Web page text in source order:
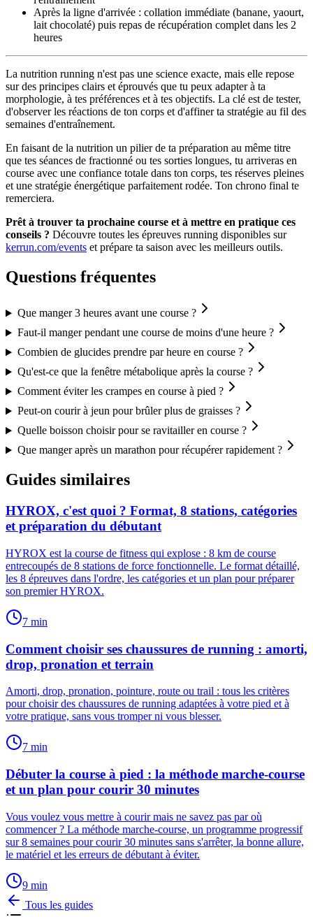
Après la ligne d'arrivée : collation immédiate (banane, yaourt,
lait chocolaté) puis repas de récupération complet dans les 2
heures
La nutrition running n'est pas une science exacte, mais elle repose
sur des principes clairs et éprouvés que tu peux adapter à ta
morphologie, à tes préférences et à tes objectifs. La clé est de tester,
d'observer les réactions de ton corps et d'affiner ta stratégie au fil des
semaines d'entraînement.
En faisant de la nutrition un pilier de ta préparation au même titre
que tes séances de fractionné ou tes sorties longues, tu arriveras en
course avec une confiance totale dans ton corps, tes réserves pleines
et une stratégie énergétique parfaitement rodée. Ton chrono final te
remerciera.
Prêt à trouver ta prochaine course et à mettre en pratique ces
conseils ? Découvre toutes les épreuves running disponibles sur
kerrun.com/events et prépare ta saison avec les meilleurs outils.
Questions fréquentes
Que manger 3 heures avant une course ?
Faut-il manger pendant une course de moins d'une heure ?
Combien de glucides prendre par heure en course ?
Qu'est-ce que la fenêtre métabolique après la course ?
Comment éviter les crampes en course à pied ?
Peut-on courir à jeun pour brûler plus de graisses ?
Quelle boisson choisir pour se ravitailler en course ?
Que manger après un marathon pour récupérer rapidement ?
Guides similaires
HYROX, c'est quoi ? Format, 8 stations, catégories
et préparation du débutant
HYROX est la course de fitness qui explose : 8 km de course
entrecoupés de 8 stations de force fonctionnelle. Le format détaillé,
les 8 épreuves dans l'ordre, les catégories et un plan pour préparer
son premier HYROX.
7 min
Comment choisir ses chaussures de running : amorti,
drop, pronation et terrain
Amorti, drop, pronation, pointure, route ou trail : tous les critères
pour choisir des chaussures de running adaptées à votre pied et à
votre pratique, sans vous tromper ni vous blesser.
7 min
Débuter la course à pied : la méthode marche-course
et un plan pour courir 30 minutes
Vous voulez vous mettre à courir mais ne savez pas par où
commencer ? La méthode marche-course, un programme progressif
sur 8 semaines pour courir 30 minutes sans s'arrêter, la bonne allure,
le matériel et les erreurs de débutant à éviter.
9 min
Tous les guides